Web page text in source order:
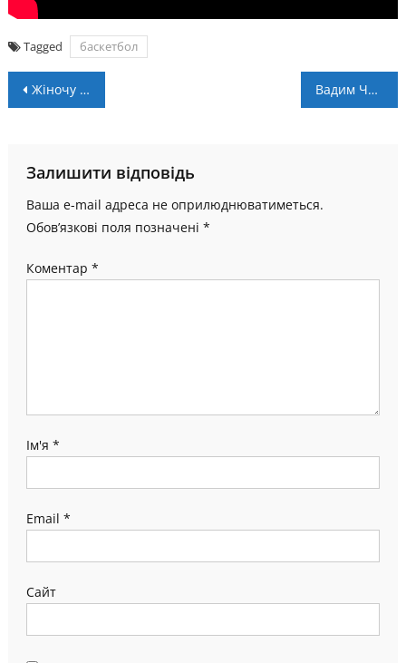
Tagged баскетбол
Навігація
Жіночу лігу з баскетболу завершено! Вадим Червак: “Зроблю все, щоб гідно повернутися у футбол!”
Залишити відповідь
Ваша e-mail адреса не оприлюднюватиметься.
Обов’язкові поля позначені *
Коментар *
Ім'я *
Email *
Сайт